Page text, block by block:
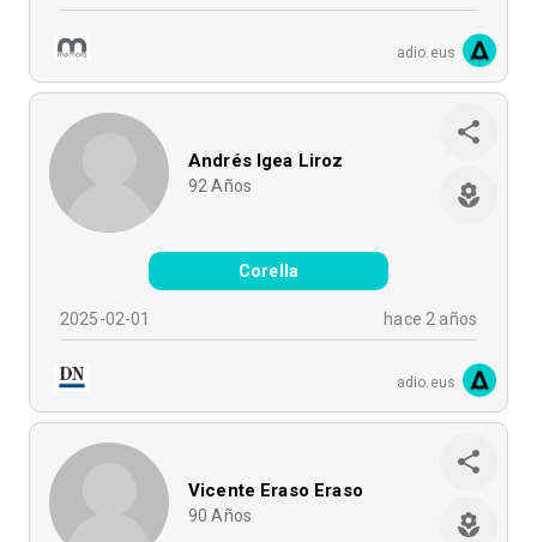
adio.eus
Andrés Igea Liroz
92 Años
Corella
2025-02-01 hace 2 años
adio.eus
Vicente Eraso Eraso
90 Años